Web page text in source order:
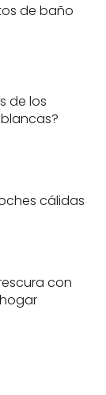
de baño
de los
cálidas
con